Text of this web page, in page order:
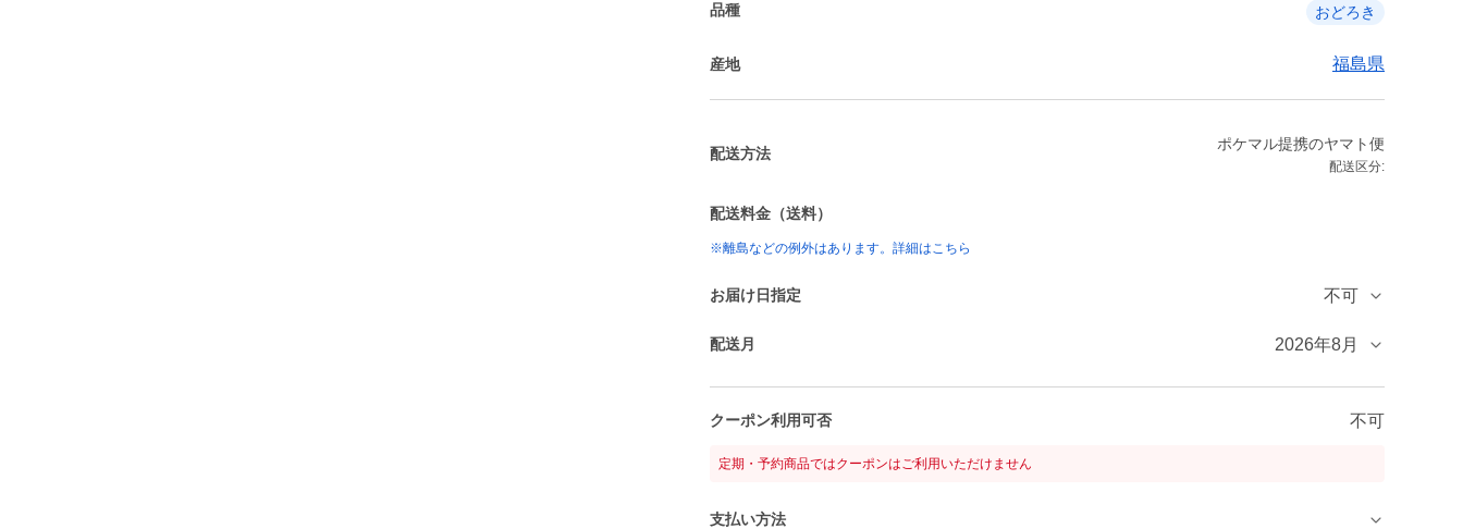
品種 おどろき
産地 福島県
配送方法
ポケマル提携のヤマト便
配送区分:
配送料金（送料）
※離島などの例外はあります。詳細はこちら
お届け日指定 不可
配送月 2026年8月
クーポン利用可否 不可
定期・予約商品ではクーポンはご利用いただけません
支払い方法